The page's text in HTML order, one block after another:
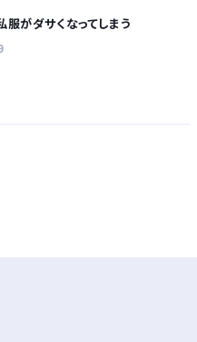
服がダサくなってしまう